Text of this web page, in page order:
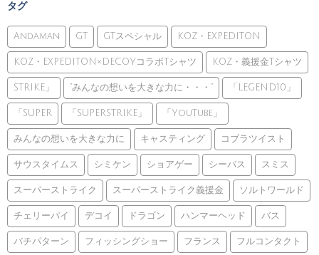
タグ
Andaman GT GTスペシャル KOZ・EXPEDITON
KOZ・EXPEDITON×DECOYコラボTシャツ KOZ・義援金Tシャツ
STRIKE」 ”みんなの想いを大きな力に・・・” 「LEGEND10」
「SUPER 「SUPERSTRIKE」 「YouTube」
みんなの想いを大きな力に キャスティング コブラツイスト
サウスタイムス シミケン ショアゲー シーバス スミス
スーパーストライク スーパーストライク義援金 ソルトワールド
チェリーパイ デコイ ドラゴン ハンマーヘッド バス
バチパターン フィッシングショー フランス フルコンタクト